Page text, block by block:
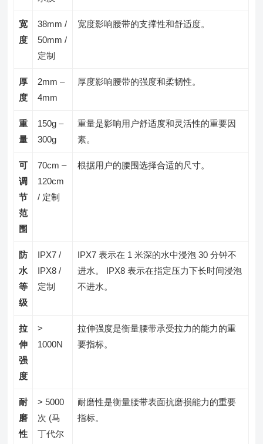
宽
度
38mm /
50mm /
定制
宽度影响腰带的支撑性和舒适度。
厚
度
2mm –
4mm
厚度影响腰带的强度和柔韧性。
重
量
150g –
300g
重量是影响用户舒适度和灵活性的重要因
素。
可
调
节
范
围
70cm –
120cm
/ 定制
根据用户的腰围选择合适的尺寸。
防
水
等
级
IPX7 /
IPX8 /
定制
IPX7 表示在 1 米深的水中浸泡 30 分钟不
进水。 IPX8 表示在指定压力下长时间浸泡
不进水。
拉
伸
强
度
>
1000N
拉伸强度是衡量腰带承受拉力的能力的重
要指标。
耐
磨
性
> 5000
次 (马
丁代尔
耐磨性是衡量腰带表面抗磨损能力的重要
指标。